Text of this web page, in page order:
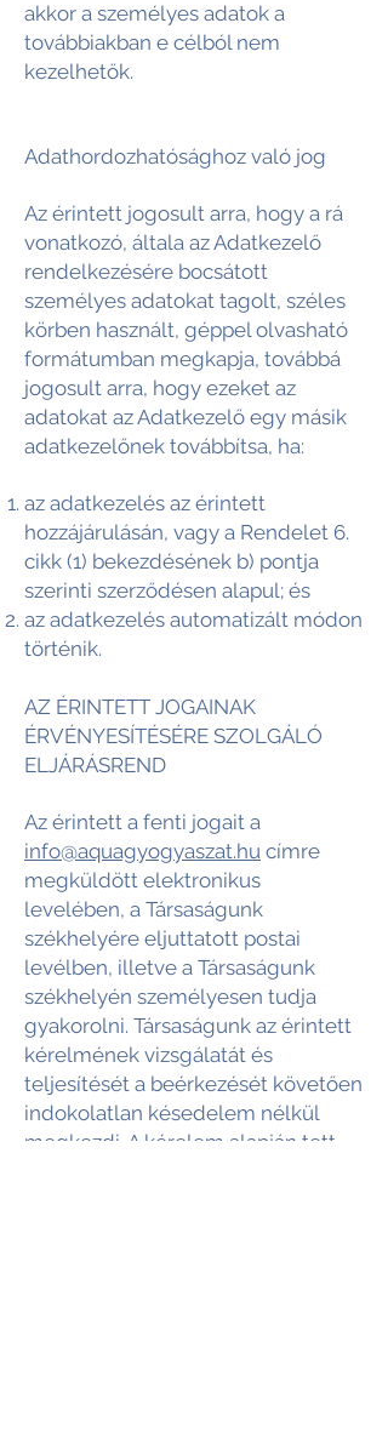
akkor a személyes adatok a
továbbiakban e célból nem
kezelhetők.
Adathordozhatósághoz való jog
Az érintett jogosult arra, hogy a rá
vonatkozó, általa az Adatkezelő
rendelkezésére bocsátott
személyes adatokat tagolt, széles
körben használt, géppel olvasható
formátumban megkapja, továbbá
jogosult arra, hogy ezeket az
adatokat az Adatkezelő egy másik
adatkezelőnek továbbítsa, ha:
az adatkezelés az érintett
hozzájárulásán, vagy a Rendelet 6.
cikk (1) bekezdésének b) pontja
szerinti szerződésen alapul; és
az adatkezelés automatizált módon
történik.
AZ ÉRINTETT JOGAINAK
ÉRVÉNYESÍTÉSÉRE SZOLGÁLÓ
ELJÁRÁSREND
Az érintett a fenti jogait a
info@aquagyogyaszat.hu címre
megküldött elektronikus
levelében, a Társaságunk
székhelyére eljuttatott postai
levélben, illetve a Társaságunk
székhelyén személyesen tudja
gyakorolni. Társaságunk az érintett
kérelmének vizsgálatát és
teljesítését a beérkezését követően
indokolatlan késedelem nélkül
megkezdi. A kérelem alapján tett